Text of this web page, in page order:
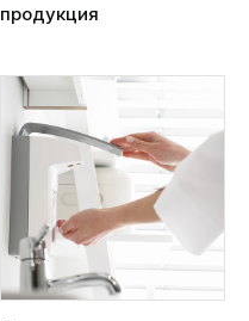
продукция